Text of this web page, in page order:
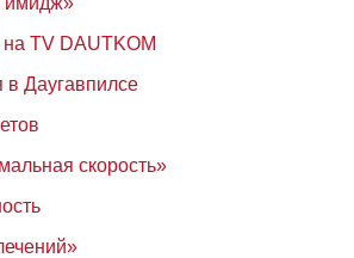
TV DAUTKOM
в Даугавпилсе
скорость»